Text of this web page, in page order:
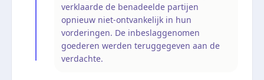
verklaarde de benadeelde partijen
opnieuw niet-ontvankelijk in hun
vorderingen. De inbeslaggenomen
goederen werden teruggegeven aan de
verdachte.